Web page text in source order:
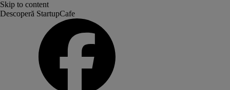
Skip to content
Descoperă StartupCafe